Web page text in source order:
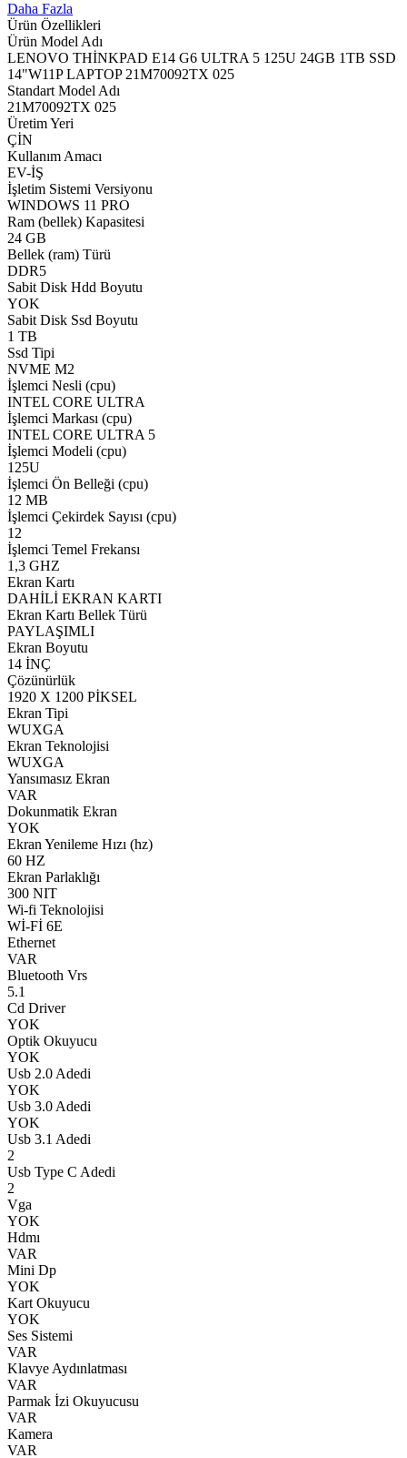
Daha Fazla
Ürün Özellikleri
Ürün Model Adı
LENOVO THİNKPAD E14 G6 ULTRA 5 125U 24GB 1TB SSD
14"W11P LAPTOP 21M70092TX 025
Standart Model Adı
21M70092TX 025
Üretim Yeri
ÇİN
Kullanım Amacı
EV-İŞ
İşletim Sistemi Versiyonu
WINDOWS 11 PRO
Ram (bellek) Kapasitesi
24 GB
Bellek (ram) Türü
DDR5
Sabit Disk Hdd Boyutu
YOK
Sabit Disk Ssd Boyutu
1 TB
Ssd Tipi
NVME M2
İşlemci Nesli (cpu)
INTEL CORE ULTRA
İşlemci Markası (cpu)
INTEL CORE ULTRA 5
İşlemci Modeli (cpu)
125U
İşlemci Ön Belleği (cpu)
12 MB
İşlemci Çekirdek Sayısı (cpu)
12
İşlemci Temel Frekansı
1,3 GHZ
Ekran Kartı
DAHİLİ EKRAN KARTI
Ekran Kartı Bellek Türü
PAYLAŞIMLI
Ekran Boyutu
14 İNÇ
Çözünürlük
1920 X 1200 PİKSEL
Ekran Tipi
WUXGA
Ekran Teknolojisi
WUXGA
Yansımasız Ekran
VAR
Dokunmatik Ekran
YOK
Ekran Yenileme Hızı (hz)
60 HZ
Ekran Parlaklığı
300 NIT
Wi-fi Teknolojisi
Wİ-Fİ 6E
Ethernet
VAR
Bluetooth Vrs
5.1
Cd Driver
YOK
Optik Okuyucu
YOK
Usb 2.0 Adedi
YOK
Usb 3.0 Adedi
YOK
Usb 3.1 Adedi
2
Usb Type C Adedi
2
Vga
YOK
Hdmı
VAR
Mini Dp
YOK
Kart Okuyucu
YOK
Ses Sistemi
VAR
Klavye Aydınlatması
VAR
Parmak İzi Okuyucusu
VAR
Kamera
VAR